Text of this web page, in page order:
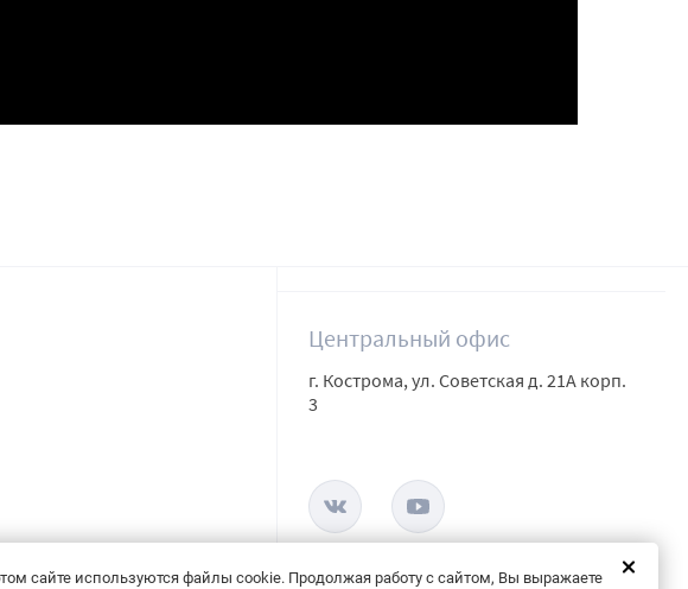
сайте используются файлы cookie. Продолжая работу с сайтом, Вы выражаете
Центральный офис
г. Кострома, ул. Советская д. 21А корп.
3